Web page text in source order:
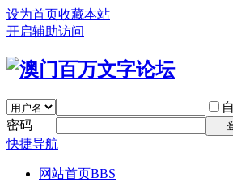
设为首页收藏本站
开启辅助访问
密码
快捷导航
网站首页BBS